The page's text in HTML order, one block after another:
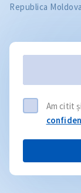
Republica
Am citit